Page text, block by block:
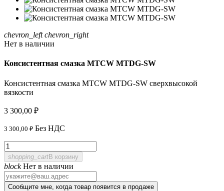
chevron_left chevron_right
Нет в наличии
Консистентная смазка MTCW MTDG-SW
Консистентная смазка MTCW MTDG-SW сверхвысокой
вязкости
3 300,00 ₽
3 300,00 ₽ Без НДС
shopping_cartВ корзину
blockНет в наличии
Сообщите мне, когда товар появится в продаже